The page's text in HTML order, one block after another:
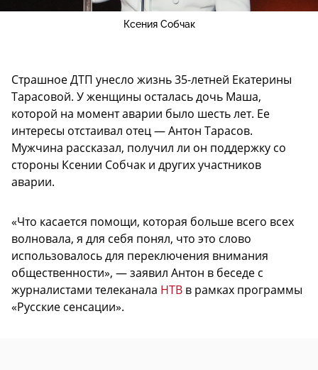
Ксения Собчак
Страшное ДТП унесло жизнь 35-летней Екатерины
Тарасовой. У женщины осталась дочь Маша,
которой на момент аварии было шесть лет. Ее
интересы отстаивал отец — Антон Тарасов.
Мужчина рассказал, получил ли он поддержку со
стороны Ксении Собчак и других участников
аварии.
«Что касается помощи, которая больше всего всех
волновала, я для себя понял, что это слово
использовалось для переключения внимания
общественности», — заявил Антон в беседе с
журналистами телеканала НТВ в рамках программы
«Русские сенсации».